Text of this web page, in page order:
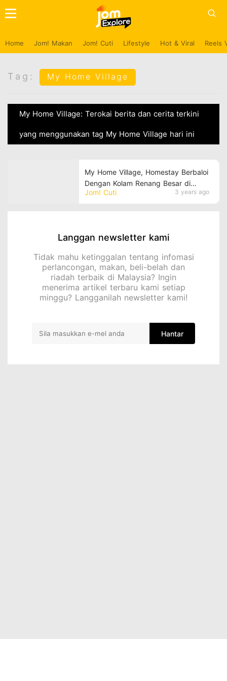
Home Jom! Makan Jom! Cuti Lifestyle Hot & Viral Reels
Tag: My Home Village
My Home Village: Terokai berita dan cerita terkini
yang menggunakan tag My Home Village hari ini
Jom! Cuti 3 years ago
My Home Village, Homestay Berbaloi
Dengan Kolam Renang Besar di
Perlis !
Langgan newsletter kami
Tidak mahu ketinggalan tentang infomasi
perlancongan, makan, beli-belah dan
riadah terbaik di Malaysia? Ingin
menerima artikel terbaru kami setiap
minggu? Langganilah newsletter kami!
Hantar